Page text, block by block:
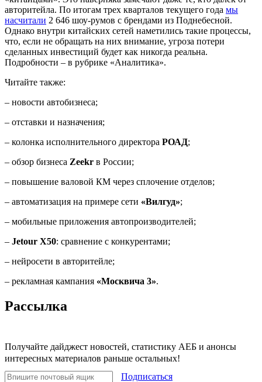
авторитейла. По итогам трех кварталов текущего года мы
насчитали 2 646 шоу-румов с брендами из Поднебесной.
Однако внутри китайских сетей наметились такие процессы,
что, если не обращать на них внимание, угроза потери
сделанных инвестиций будет как никогда реальна.
Подробности – в рубрике «Аналитика».
Читайте также:
– новости автобизнеса;
– отставки и назначения;
– колонка исполнительного директора РОАД;
– обзор бизнеса Zeekr в России;
– повышение валовой КМ через сплочение отделов;
– автоматизация на примере сети «Вилгуд»;
– мобильные приложения автопроизводителей;
– Jetour X50: сравнение с конкурентами;
– нейросети в авторитейле;
– рекламная кампания «Москвича 3».
Рассылка
Получайте дайджест новостей, статистику АЕБ и анонсы
интересных материалов раньше остальных!
Подписаться